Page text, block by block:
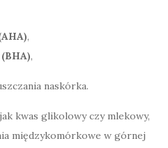
,
,
naskórka.
kwas glikolowy czy mlekowy,
międzykomórkowe w górnej